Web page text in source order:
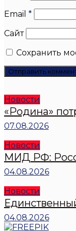
Email *
Сайт
Сохранить
Новости
«Родина»
07.08.2026
Новости
МИД РФ:
04.08.2026
Новости
04.08.2026